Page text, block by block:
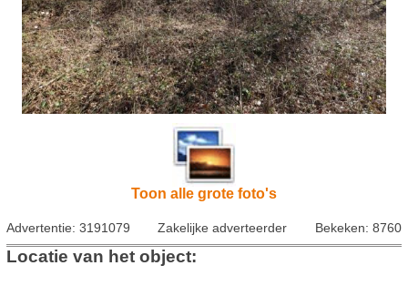
Toon alle grote foto's
Advertentie: 3191079 Zakelijke adverteerder Bekeken: 8760
Locatie van het object: